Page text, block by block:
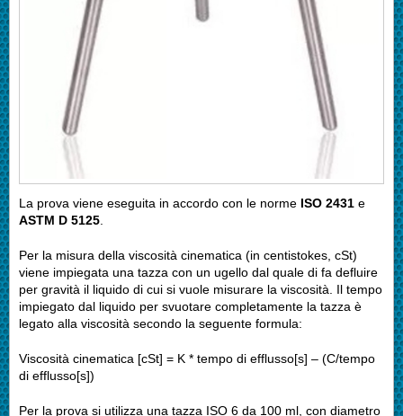
La prova viene eseguita in accordo con le norme ISO 2431 e
ASTM D 5125
Per la misura della viscosità cinematica (in centistokes, cSt)
viene impiegata una tazza con un ugello dal quale di fa defluire
per gravità il liquido di cui si vuole misurare la viscosità. Il tempo
impiegato dal liquido per svuotare completamente la tazza è
legato alla viscosità secondo la seguente formula:
Viscosità cinematica [cSt] = K * tempo di efflusso[s] – (C/tempo
di efflusso[s])
Per la prova si utilizza una tazza ISO 6 da 100 ml, con diametro